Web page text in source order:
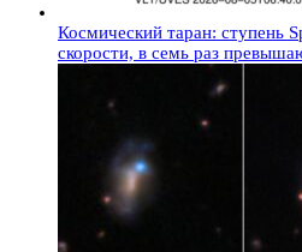
Космический таран: ступень
скорости, в семь раз